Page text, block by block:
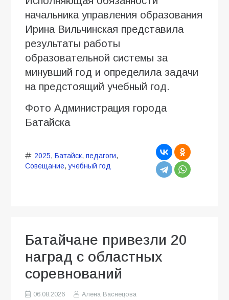
начальника управления образования
Ирина Вильчинская представила
результаты работы
образовательной системы за
минувший год и определила задачи
на предстоящий учебный год.
Фото Администрация города
Батайска
2025, Батайск, педагоги,
Совещание,учебный год
Батайчане привезли 20
наград с областных
соревнований
06.08.2026
Алена Васнецова